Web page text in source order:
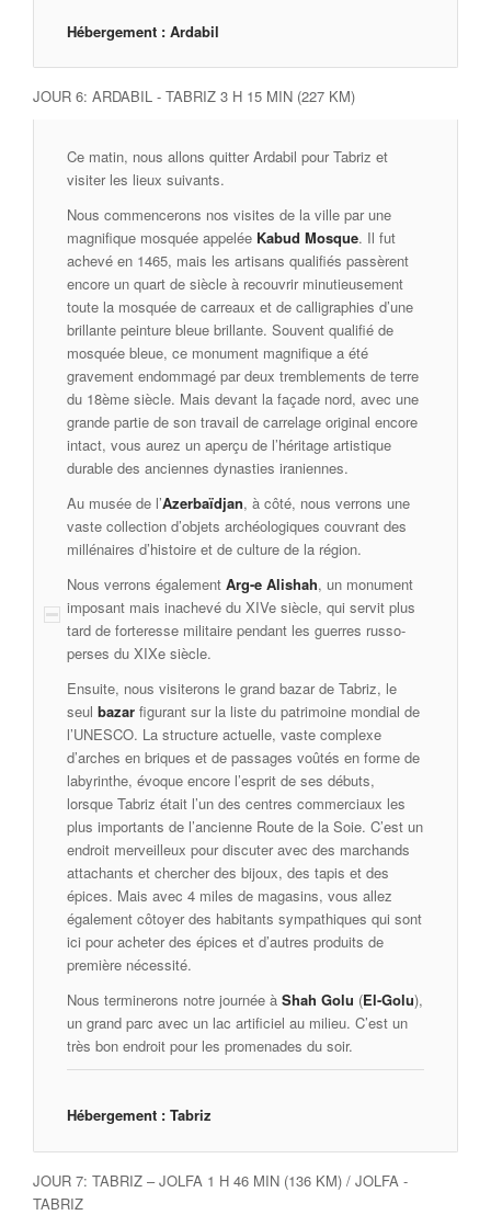
Hébergement : Ardabil
JOUR 6: ARDABIL - TABRIZ 3 H 15 MIN (227 KM)
Ce matin, nous allons quitter Ardabil pour Tabriz et
visiter les lieux suivants.
Nous commencerons nos visites de la ville par une
magnifique mosquée appelée Kabud Mosque. Il fut
achevé en 1465, mais les artisans qualifiés passèrent
encore un quart de siècle à recouvrir minutieusement
toute la mosquée de carreaux et de calligraphies d’une
brillante peinture bleue brillante. Souvent qualifié de
mosquée bleue, ce monument magnifique a été
gravement endommagé par deux tremblements de terre
du 18ème siècle. Mais devant la façade nord, avec une
grande partie de son travail de carrelage original encore
intact, vous aurez un aperçu de l’héritage artistique
durable des anciennes dynasties iraniennes.
Au musée de l’Azerbaïdjan, à côté, nous verrons une
vaste collection d’objets archéologiques couvrant des
millénaires d’histoire et de culture de la région.
Nous verrons également Arg-e Alishah, un monument
imposant mais inachevé du XIVe siècle, qui servit plus
tard de forteresse militaire pendant les guerres russo-
perses du XIXe siècle.
Ensuite, nous visiterons le grand bazar de Tabriz, le
seul bazar figurant sur la liste du patrimoine mondial de
l’UNESCO. La structure actuelle, vaste complexe
d’arches en briques et de passages voûtés en forme de
labyrinthe, évoque encore l’esprit de ses débuts,
lorsque Tabriz était l’un des centres commerciaux les
plus importants de l’ancienne Route de la Soie. C’est un
endroit merveilleux pour discuter avec des marchands
attachants et chercher des bijoux, des tapis et des
épices. Mais avec 4 miles de magasins, vous allez
également côtoyer des habitants sympathiques qui sont
ici pour acheter des épices et d’autres produits de
première nécessité.
Nous terminerons notre journée à Shah Golu (El-Golu),
un grand parc avec un lac artificiel au milieu. C’est un
très bon endroit pour les promenades du soir.
Hébergement : Tabriz
JOUR 7: TABRIZ – JOLFA 1 H 46 MIN (136 KM) / JOLFA -
TABRIZ